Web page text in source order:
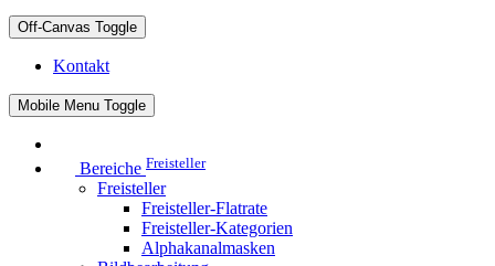
Off-Canvas Toggle
Kontakt
Mobile Menu Toggle
Bereiche Freisteller
Freisteller
Freisteller-Flatrate
Freisteller-Kategorien
Alphakanalmasken